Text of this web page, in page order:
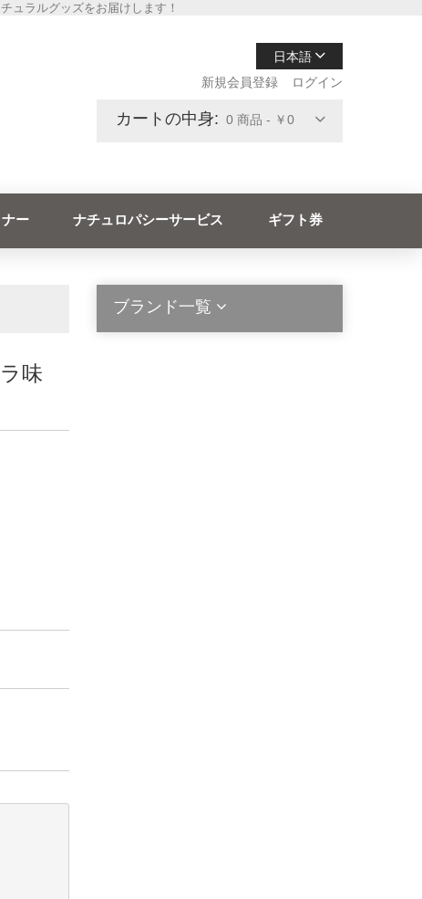
ュラルグッズをお届けします！
日本語
ログイン
新規会員登録
カートの中身: 0 商品 - ￥0
ー ナチュロパシーサービス ギフト券
味
ブランド一覧